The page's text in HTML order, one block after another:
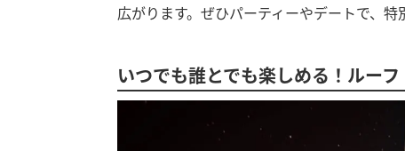
広がります。ぜひパーティーやデートで、特
いつでも誰とでも楽しめる！ルー